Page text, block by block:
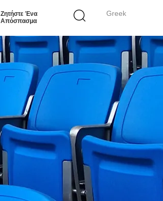
Greek
Ζητήστε Ένα
Απόσπασμα